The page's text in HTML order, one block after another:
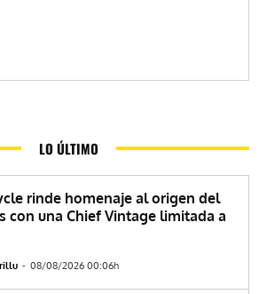
LO ÚLTIMO
rinde homenaje al origen del
con una Chief Vintage limitada a
- 08/08/2026 00:06h